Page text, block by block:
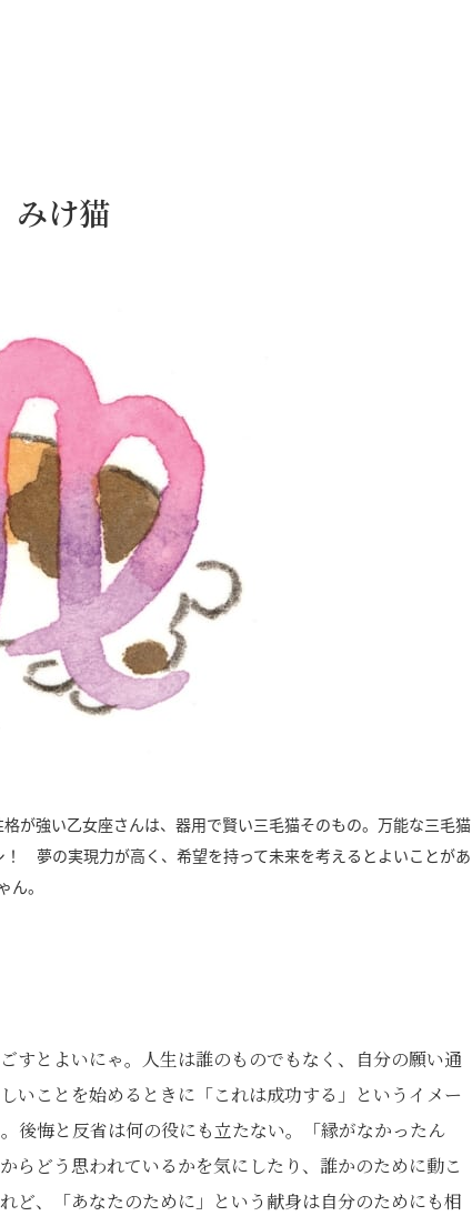
みけ猫
強い乙女座さんは、器用で賢い三毛猫そのもの。万能な三毛猫
夢の実現力が高く、希望を持って未来を考えるとよいことがあ
ん。
すとよいにゃ。人生は誰のものでもなく、自分の願い通
いことを始めるときに「これは成功する」というイメー
後悔と反省は何の役にも立たない。「縁がなかったん
らどう思われているかを気にしたり、誰かのために動こ
ど、「あなたのために」という献身は自分のためにも相